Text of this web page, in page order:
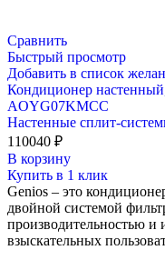
Сравнить
Быстрый просмотр
Добавить в список
Кондиционер
AOYG07KMCC
Настенные сплит-
110040 ₽
В корзину
Купить в 1 клик
Genios – это
двойной системой
производительностью и
взыскательных